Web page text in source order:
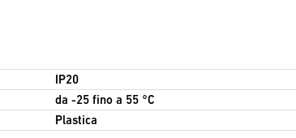
IP20
da -25 fino a 55 °C
Plastica